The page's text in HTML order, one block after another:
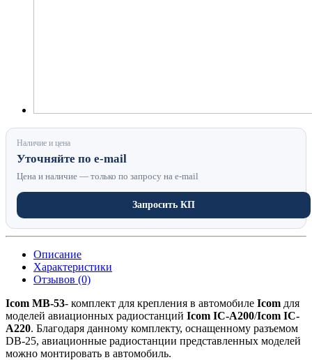
Наличие и цена
Уточняйте по e-mail
Цена и наличие — только по запросу на e-mail
Запросить КП
Описание
Характеристики
Отзывов (0)
Icom MB-53- комплект для крепления в автомобиле Icom для
моделей авиационных радиостанций Icom IC-A200/Icom IC-
A220. Благодаря данному комплекту, оснащенному разъемом
DB-25, авиационные радиостанции представленных моделей
можно монтировать в автомобиль.